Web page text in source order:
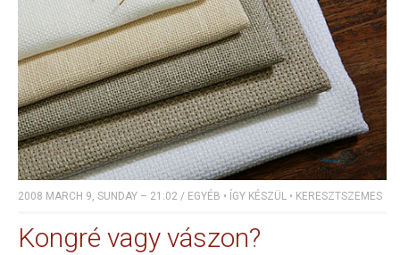
2008 MARCH 9, SUNDAY – 21:02 / EGYÉB • ÍGY KÉSZÜL • KERESZTSZEMES
Kongré vagy vászon?